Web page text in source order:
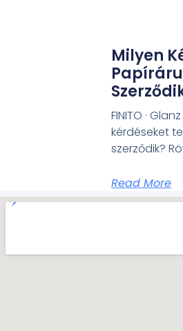
Milyen
FINITO ·
kérdéseket
szerződik?
Read More